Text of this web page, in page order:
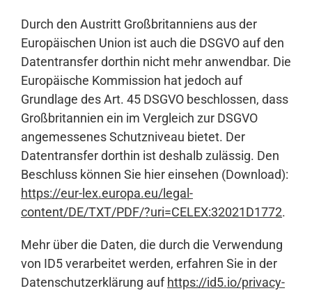
Durch den Austritt Großbritanniens aus der
Europäischen Union ist auch die DSGVO auf den
Datentransfer dorthin nicht mehr anwendbar. Die
Europäische Kommission hat jedoch auf
Grundlage des Art. 45 DSGVO beschlossen, dass
Großbritannien ein im Vergleich zur DSGVO
angemessenes Schutzniveau bietet. Der
Datentransfer dorthin ist deshalb zulässig. Den
Beschluss können Sie hier einsehen (Download):
https://eur-lex.europa.eu/legal-
content/DE/TXT/PDF/?uri=CELEX:32021D1772.
Mehr über die Daten, die durch die Verwendung
von ID5 verarbeitet werden, erfahren Sie in der
Datenschutzerklärung auf https://id5.io/privacy-